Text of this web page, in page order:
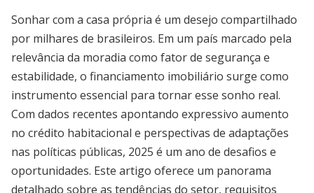
Sonhar com a casa própria é um desejo compartilhado
por milhares de brasileiros. Em um país marcado pela
relevância da moradia como fator de segurança e
estabilidade, o financiamento imobiliário surge como
instrumento essencial para tornar esse sonho real.
Com dados recentes apontando expressivo aumento
no crédito habitacional e perspectivas de adaptações
nas políticas públicas, 2025 é um ano de desafios e
oportunidades. Este artigo oferece um panorama
detalhado sobre as tendências do setor, requisitos